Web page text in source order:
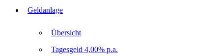
Geldanlage
Übersicht
Tagesgeld 4,00% p.a.